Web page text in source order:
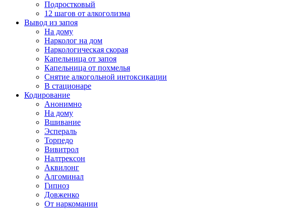
Подростковый
12 шагов от алкоголизма
Вывод из запоя
На дому
Нарколог на дом
Наркологическая скорая
Капельница от запоя
Капельница от похмелья
Снятие алкогольной интоксикации
В стационаре
Кодирование
Анонимно
На дому
Вшивание
Эспераль
Торпедо
Вивитрол
Налтрексон
Аквилонг
Алгоминал
Гипноз
Довженко
От наркомании